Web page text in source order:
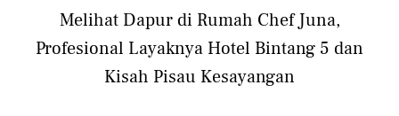
Melihat Dapur di Rumah Chef Juna,
Profesional Layaknya Hotel Bintang 5 dan
Kisah Pisau Kesayangan